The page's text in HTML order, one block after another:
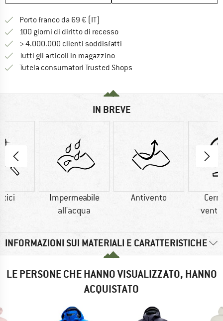
Porto franco da 69 € (IT)
100 giorni di diritto di recessoVai alla politica di recesso qui
> 4.000.000 clienti soddisfatti
Tutti gli articoli in magazzino
Tutela consumatori Trusted Shops
IN BREVE
Impermeabile
all'acqua
Antivento
INFORMAZIONI SUI MATERIALI E CARATTERISTICHE
LE PERSONE CHE HANNO VISUALIZZATO, HANNO
ACQUISTATO